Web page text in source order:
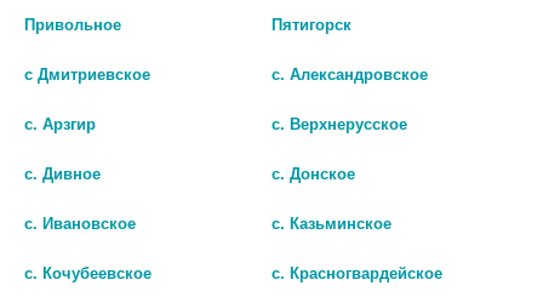
нет в наличии
В КОРЗИНУ
нет в наличии
В КОРЗИНУ
Привольное Пятигорск
с Дмитриевское с. Александровское
с. Арзгир с. Верхнерусское
с. Дивное с. Донское
с. Ивановское с. Казьминское
с. Кочубеевское с. Красногвардейское